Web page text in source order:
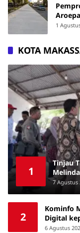
1
KOTA
1
Tinjau
7 Agustus
2
Kominfo
Digital
Course
6 Agustus